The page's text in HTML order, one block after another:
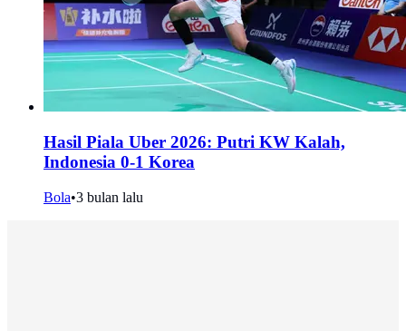
Hasil Piala Uber 2026: Putri KW Kalah,
Indonesia 0-1 Korea
Bola•3 bulan lalu